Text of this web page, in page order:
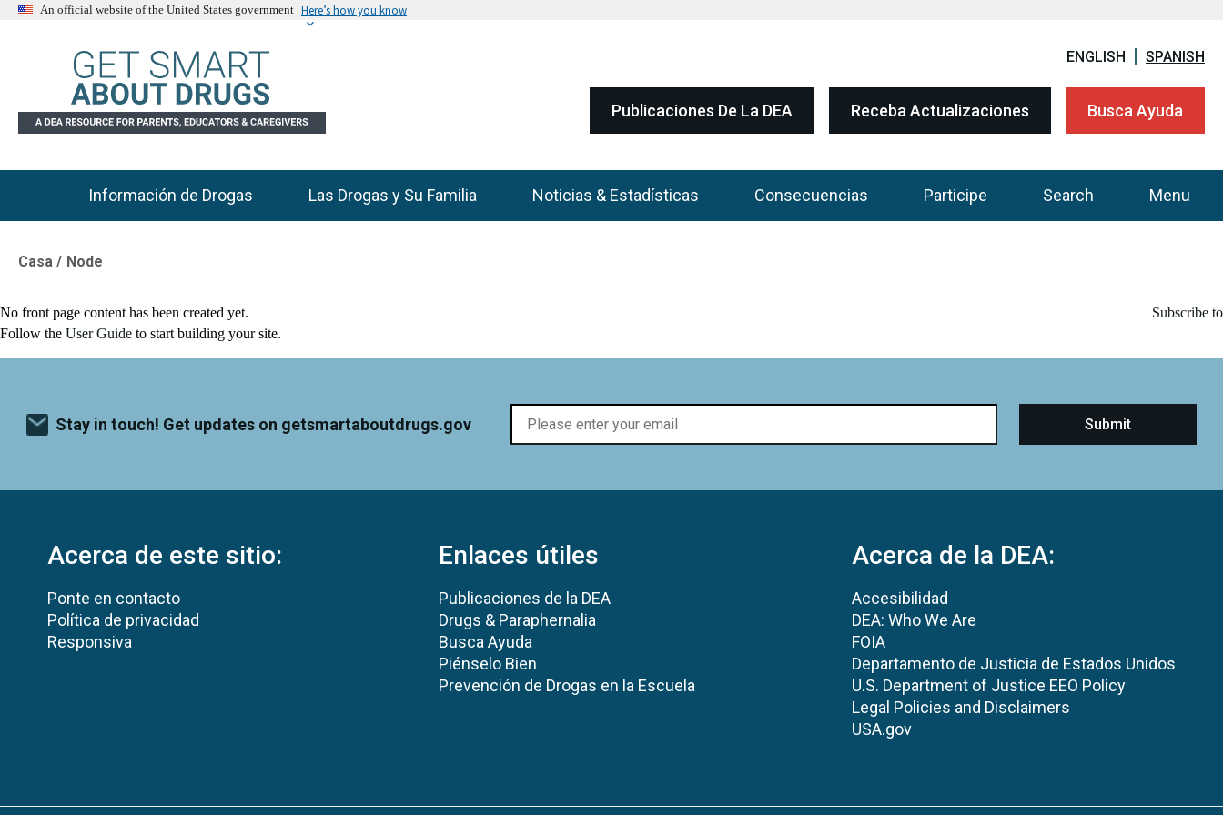
An official website of the United States government Here’s how you know
ENGLISH SPANISH
Publicaciones De La DEA Receba Actualizaciones Busca Ayuda
Main Menu
Información de Drogas Las Drogas y Su Familia Noticias & Estadísticas Consecuencias Participe Search Menu
Breadcrumb
Casa Node
No front page content has been created yet.
Follow the User Guide to start building your site.
Subscribe to
Stay in touch! Get updates on getsmartaboutdrugs.gov
Acerca de este sitio:
Ponte en contacto
Política de privacidad
Responsiva
Enlaces útiles
Publicaciones de la DEA
Drugs & Paraphernalia
Busca Ayuda
Piénselo Bien
Prevención de Drogas en la Escuela
Acerca de la DEA:
Accesibilidad
DEA: Who We Are
FOIA
Departamento de Justicia de Estados Unidos
U.S. Department of Justice EEO Policy
Legal Policies and Disclaimers
USA.gov